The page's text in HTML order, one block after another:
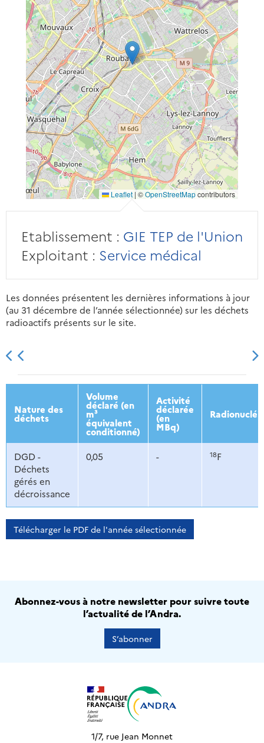
Leaflet | ©OpenStreetMapcontributors
Etablissement : GIE TEP de l'Union
Exploitant : Service médical
Les données présentent les dernières informations à jour
(au 31 décembre de l’année sélectionnée) sur les déchets
radioactifs présents sur le site.
2013 2014 2015 2016
Nature des
déchets
Volume
déclaré (en
m³
équivalent
conditionné)
Activité
déclarée
(en
MBq)
DGD -
Déchets
gérés en
décroissance
0,05 - 18F
Télécharger le PDF de l'année sélectionnée
Abonnez-vous à notre newsletter pour suivre toute
l’actualité de l’Andra.
S’abonner
1/7, rue Jean Monnet